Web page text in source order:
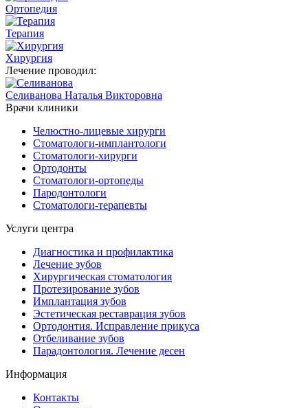
Ортопедия
Терапия
Хирургия
Лечение проводил:
Селиванова Наталья Викторовна
Врачи клиники
Челюстно-лицевые хирурги
Стоматологи-имплантологи
Стоматологи-хирурги
Ортодонты
Стоматологи-ортопеды
Пародонтологи
Стоматологи-терапевты
Услуги центра
Диагностика и профилактика
Лечение зубов
Хирургическая cтоматология
Протезирование зубов
Имплантация зубов
Эстетическая реставрация зубов
Ортодонтия. Исправление прикуса
Отбеливание зубов
Парадонтология. Лечение десен
Информация
Контакты